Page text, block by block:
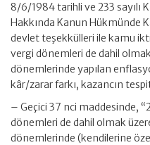
8/6/1984 tarihli ve 233 sayılı
Hakkında Kanun Hükmünde
devlet teşekkülleri ile kamu
vergi dönemleri de dahil
dönemlerinde yapılan
kâr/zarar farkı, kazancın
– Geçici 37 nci maddesinde,
dönemleri de dahil olmak
dönemlerinde (kendilerine